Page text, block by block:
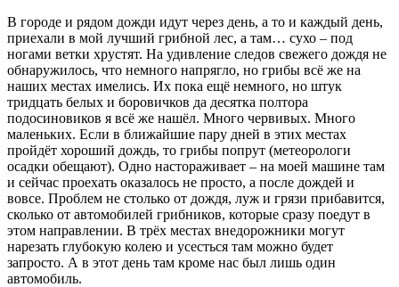
В городе и рядом дожди идут через день, а то и каждый день,
приехали в мой лучший грибной лес, а там… сухо – под
ногами ветки хрустят. На удивление следов свежего дождя не
обнаружилось, что немного напрягло, но грибы всё же на
наших местах имелись. Их пока ещё немного, но штук
тридцать белых и боровичков да десятка полтора
подосиновиков я всё же нашёл. Много червивых. Много
маленьких. Если в ближайшие пару дней в этих местах
пройдёт хороший дождь, то грибы попрут (метеорологи
осадки обещают). Одно настораживает – на моей машине там
и сейчас проехать оказалось не просто, а после дождей и
вовсе. Проблем не столько от дождя, луж и грязи прибавится,
сколько от автомобилей грибников, которые сразу поедут в
этом направлении. В трёх местах внедорожники могут
нарезать глубокую колею и усесться там можно будет
запросто. А в этот день там кроме нас был лишь один
автомобиль.